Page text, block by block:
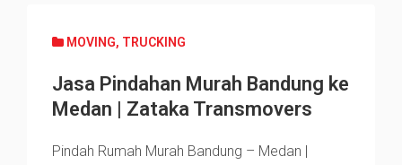
MOVING, TRUCKING
Jasa Pindahan Murah Bandung ke
Medan | Zataka Transmovers
Pindah Rumah Murah Bandung – Medan |